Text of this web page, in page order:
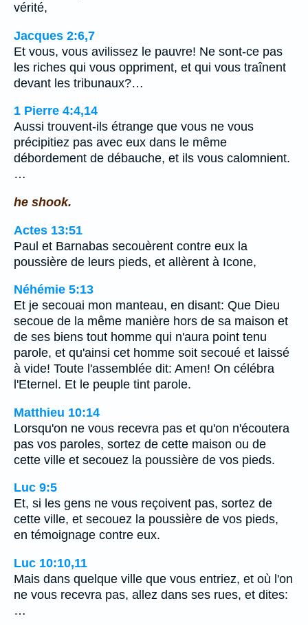
vérité,
Jacques 2:6,7
Et vous, vous avilissez le pauvre! Ne sont-ce pas
les riches qui vous oppriment, et qui vous traînent
devant les tribunaux?…
1 Pierre 4:4,14
Aussi trouvent-ils étrange que vous ne vous
précipitiez pas avec eux dans le même
débordement de débauche, et ils vous calomnient.
…
he shook.
Actes 13:51
Paul et Barnabas secouèrent contre eux la
poussière de leurs pieds, et allèrent à Icone,
Néhémie 5:13
Et je secouai mon manteau, en disant: Que Dieu
secoue de la même manière hors de sa maison et
de ses biens tout homme qui n'aura point tenu
parole, et qu'ainsi cet homme soit secoué et laissé
à vide! Toute l'assemblée dit: Amen! On célébra
l'Eternel. Et le peuple tint parole.
Matthieu 10:14
Lorsqu'on ne vous recevra pas et qu'on n'écoutera
pas vos paroles, sortez de cette maison ou de
cette ville et secouez la poussière de vos pieds.
Luc 9:5
Et, si les gens ne vous reçoivent pas, sortez de
cette ville, et secouez la poussière de vos pieds,
en témoignage contre eux.
Luc 10:10,11
Mais dans quelque ville que vous entriez, et où l'on
ne vous recevra pas, allez dans ses rues, et dites:
…